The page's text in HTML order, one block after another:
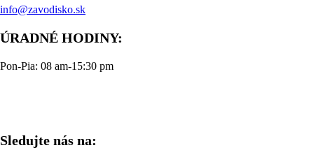
info@zavodisko.sk
ÚRADNÉ HODINY:
Pon-Pia: 08 am-15:30 pm
Sledujte nás na: